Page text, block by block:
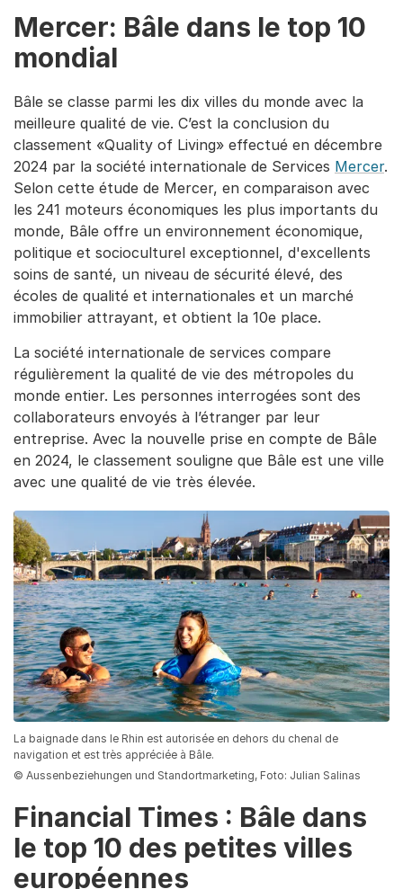
Mercer: Bâle dans le top 10
mondial
Bâle se classe parmi les dix villes du monde avec la
meilleure qualité de vie. C’est la conclusion du
classement «Quality of Living» effectué en décembre
2024 par la société internationale de Services Mercer.
Selon cette étude de Mercer, en comparaison avec
les 241 moteurs économiques les plus importants du
monde, Bâle offre un environnement économique,
politique et socioculturel exceptionnel, d'excellents
soins de santé, un niveau de sécurité élevé, des
écoles de qualité et internationales et un marché
immobilier attrayant, et obtient la 10e place.
La société internationale de services compare
régulièrement la qualité de vie des métropoles du
monde entier. Les personnes interrogées sont des
collaborateurs envoyés à l’étranger par leur
entreprise. Avec la nouvelle prise en compte de Bâle
en 2024, le classement souligne que Bâle est une ville
avec une qualité de vie très élevée.
La baignade dans le Rhin est autorisée en dehors du chenal de
navigation et est très appréciée à Bâle.
© Aussenbeziehungen und Standortmarketing, Foto: Julian Salinas
Financial Times : Bâle dans
le top 10 des petites villes
européennes